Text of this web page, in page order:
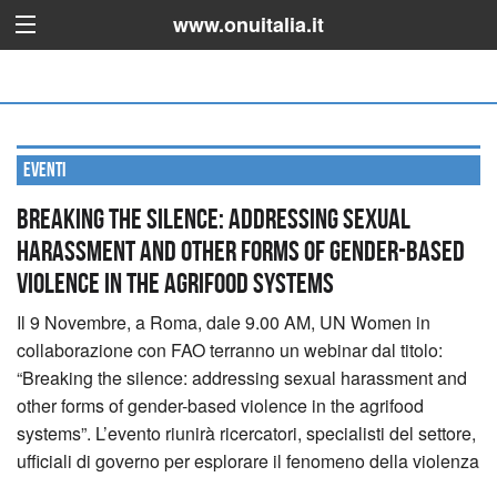
www.onuitalia.it
Eventi
Breaking the silence: addressing sexual
harassment and other forms of gender-based
violence in the agrifood systems
Il 9 Novembre, a Roma, dale 9.00 AM, UN Women in
collaborazione con FAO terranno un webinar dal titolo:
“Breaking the silence: addressing sexual harassment and
other forms of gender-based violence in the agrifood
systems”. L’evento riunirà ricercatori, specialisti del settore,
ufficiali di governo per esplorare il fenomeno della violenza